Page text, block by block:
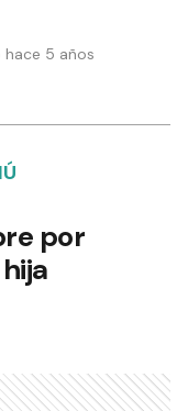
hace 5 años
por